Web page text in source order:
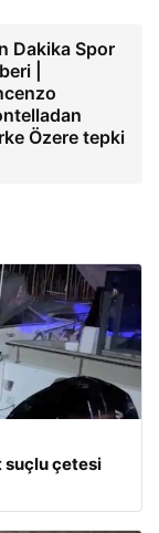
Dakika Spor
|
Özere tepki
suçlu çetesi